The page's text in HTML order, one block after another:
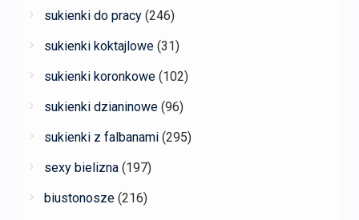
sukienki do pracy (246)
sukienki koktajlowe (31)
sukienki koronkowe (102)
sukienki dzianinowe (96)
sukienki z falbanami (295)
sexy bielizna (197)
biustonosze (216)